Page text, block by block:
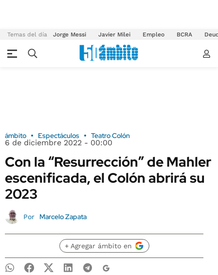
Temas del día Jorge Messi Javier Milei Empleo BCRA
ámbito Espectáculos Teatro Colón
6 de diciembre 2022 - 00:00
Con la “Resurrección” de Mahler
escenificada, el Colón abrirá su
2023
Por Marcelo Zapata
+ Agregar ámbito en